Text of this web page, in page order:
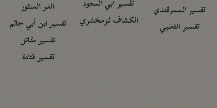
تفسير السمرقندي
تفسير الثعلبي
تفسير أبي السعود
الكشاف للزمخشري
الدر المنثور
تفسير ابن أبي حاتم
تفسير مقاتل
تفسير قتادة